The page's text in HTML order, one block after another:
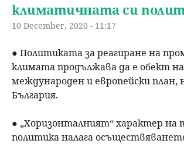
климатичната си
10 December, 2020 - 11:17
● Политиката за реагиране на
климата продължава да е обект
международен и европейски план,
България.
● „Хоризонталният“ характер на
политика налага